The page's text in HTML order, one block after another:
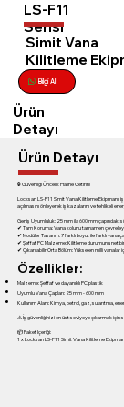
LS-F11
Serisi
Simit Vana
Kilitleme
Bilgi Al
Ürün
Detayı
🔒 Güvenliği Öncelik Haline Getirin!
Locksan LS-F11 Simit Vana Kilitleme Ekipmanı,
açılmasını önleyerek iş kazalarını ve tehlikeli
Geniş Uyumluluk: 25 mm ila 600 mm çapındaki
✔ Tam Koruma: Vana kolunu tamamen
✔ Modüler Tasarım: 7 farklı boyut ile farklı vana
✔ Şeffaf PC Malzeme: Kilitleme durumunu net
✔ Çıkarılabilir Orta Bölüm: Yükselen milli vanalar
Özellikler:
Malzeme: Şeffaf ve dayanıklı PC plastik
Uyumlu Vana Çapları: 25 mm - 600 mm
Kullanım Alanı: Kimya, petrol, gaz, su arıtma,
⚠ İş güvenliğinizi en üst seviyeye çıkarmak için
📦 Paket İçeriği:
1 x Locksan LS-F11 Simit Vana Kilitleme
Ürün Detayı